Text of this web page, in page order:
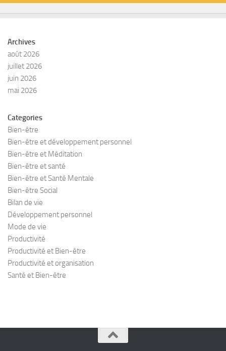
Archives
août 2026
juillet 2026
juin 2026
mai 2026
Categories
Bien-être
Bien-être et développement personnel
Bien-être et Méditation
Bien-être et santé
Bien-être et Santé Mentale
Bien-être Social
Bilan de vie
Développement personnel
Mode de vie
Productivité
Productivité et Bien-être
Productivité et organisation
Santé et Bien-être